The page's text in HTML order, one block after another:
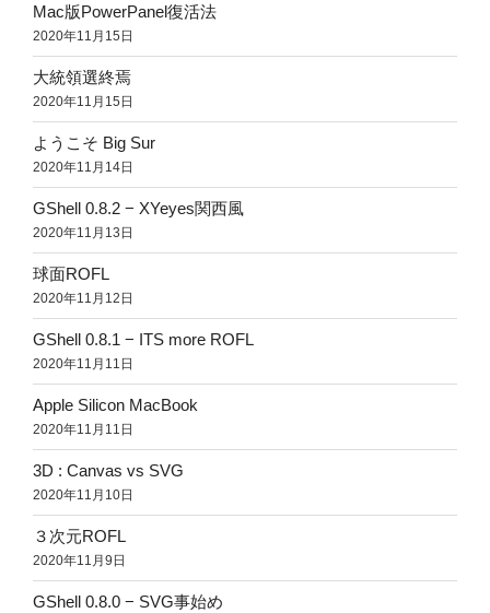
Mac版PowerPanel復活法
2020年11月15日
大統領選終焉
2020年11月15日
ようこそ Big Sur
2020年11月14日
GShell 0.8.2 − XYeyes関西風
2020年11月13日
球面ROFL
2020年11月12日
GShell 0.8.1 − ITS more ROFL
2020年11月11日
Apple Silicon MacBook
2020年11月11日
3D : Canvas vs SVG
2020年11月10日
３次元ROFL
2020年11月9日
GShell 0.8.0 − SVG事始め